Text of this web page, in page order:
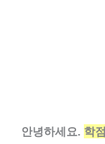
안녕하세요. 학